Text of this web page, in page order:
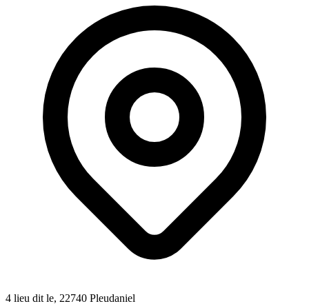
4 lieu dit le, 22740 Pleudaniel